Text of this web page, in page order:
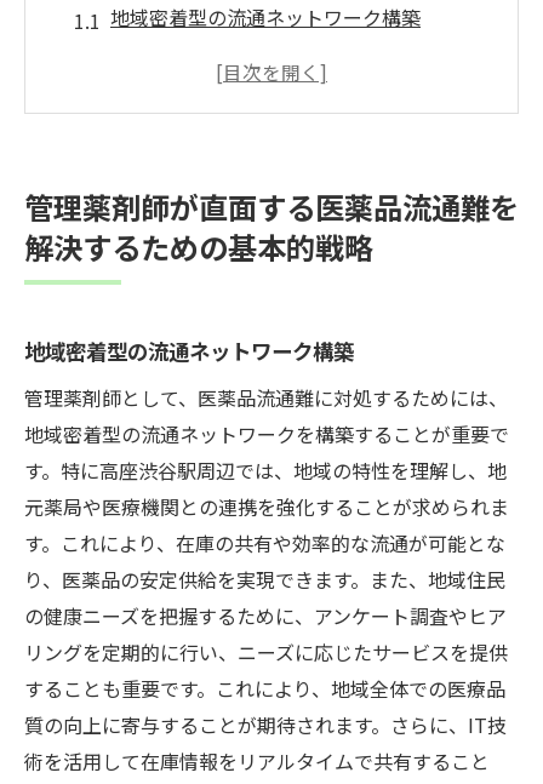
地域密着型の流通ネットワーク構築
緊急時の代替品提供体制の整備
地域コミュニティとの協力によるサポート
体制
法
店舗間連携による欠品リスクの回避
在庫管理の効率化と自動化の推進
サプライチェーン全体の見直しと最適化
複数店舗の利点を活かした仕入れ交渉
地域医療ネットワークの拡充と活用
在庫管理の一元化とリアルタイム情報共有がも
たらす効果
正確な在庫状況の把握と対応速度の向上
ITシステムによる在庫の自動監視
管理薬剤師が直面する医薬品流通難を
解決するための基本的戦略
地域密着型の流通ネットワーク構築
管理薬剤師として、医薬品流通難に対処するためには、
地域密着型の流通ネットワークを構築することが重要で
す。特に高座渋谷駅周辺では、地域の特性を理解し、地
元薬局や医療機関との連携を強化することが求められま
す。これにより、在庫の共有や効率的な流通が可能とな
り、医薬品の安定供給を実現できます。また、地域住民
の健康ニーズを把握するために、アンケート調査やヒア
リングを定期的に行い、ニーズに応じたサービスを提供
することも重要です。これにより、地域全体での医療品
質の向上に寄与することが期待されます。さらに、IT技
術を活用して在庫情報をリアルタイムで共有すること